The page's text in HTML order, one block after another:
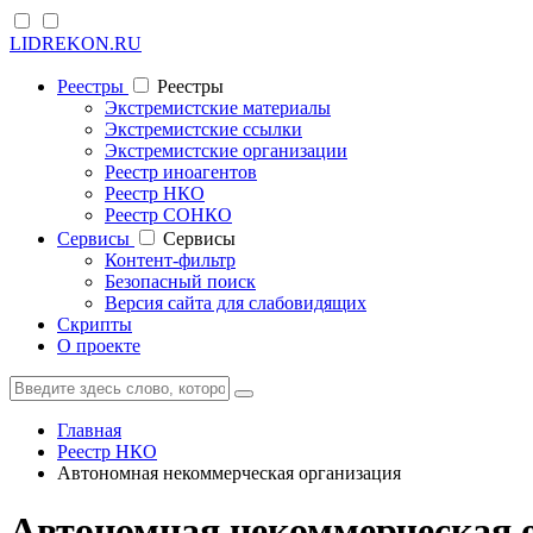
LIDREKON.RU
Реестры
Реестры
Экстремистские материалы
Экстремистские ссылки
Экстремистские организации
Реестр иноагентов
Реестр НКО
Реестр СОНКО
Cервисы
Cервисы
Контент-фильтр
Безопасный поиск
Версия сайта для слабовидящих
Скрипты
О проекте
Главная
Реестр НКО
Автономная некоммерческая организация